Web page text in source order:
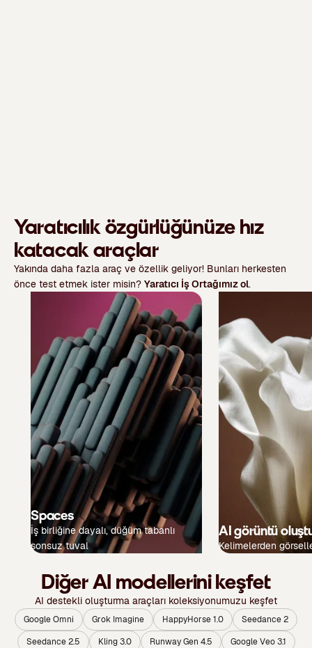
Yaratıcılık özgürlüğünüze hız
katacak araçlar
Yakında daha fazla araç ve özellik geliyor! Bunları herkesten
önce test etmek ister misin? Yaratıcı İş Ortağımız ol.
Spaces
İş birliğine dayalı, düğüm tabanlı
sonsuz tuval
AI görüntü
Kelimelerden
Diğer AI modellerini keşfet
AI destekli oluşturma araçları koleksiyonumuzu keşfet
Google Omni Grok Imagine HappyHorse 1.0
Seedance 2
Seedance 2.5
Kling 3.0 Runway Gen 4.5
Google Veo 3.1